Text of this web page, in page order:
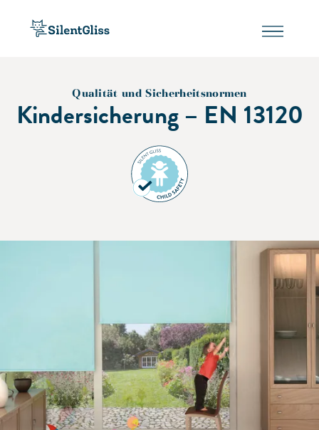
Qualität und Sicherheitsnormen
Kindersicherung – EN 13120